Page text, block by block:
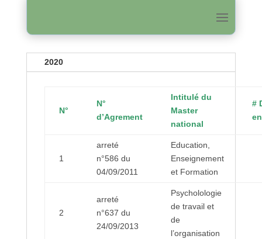
2020
N°
N°
d’Agrement
Intitulé du
Master
national
#
1
arreté
n°586 du
04/09/2011
Education,
Enseignement
et Formation
2
arreté
n°637 du
24/09/2013
Psycholologie
de travail et
de
l’organisation